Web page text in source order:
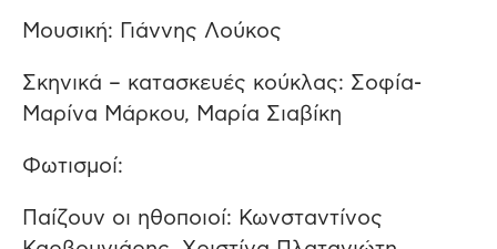
Μουσική: Γιάννης Λούκος
Σκηνικά – κατασκευές κούκλας: Σοφία­
Μαρίνα Μάρκου, Μαρία Σιαβίκη
Φωτισμοί:
Παίζουν οι ηθοποιοί: Κωνσταντίνος